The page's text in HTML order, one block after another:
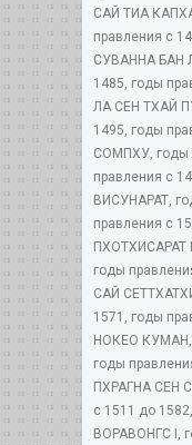
САЙ ТИА
правления с
СУВАННА БАН
1485, годы
ЛА СЕН ТХАЙ
1495, годы
СОМПХУ, годы
правления с
ВИСУНАРАТ,
правления с
ПХОТХИСАРАТ
годы
САЙ
1571, годы
НОКЕО КУМАН,
годы
ПХРАГНА СЕН
с 1511 до
ВОРАВОНГС I,